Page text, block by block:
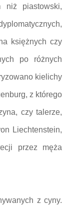
niż piastowski,
księżnych czy
po różnych
kielichy
z którego
czy talerze,
Liechtenstein,
przez męża
z cyny.